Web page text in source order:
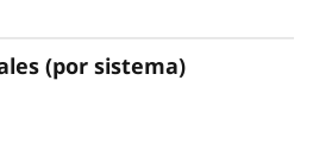
(por sistema)